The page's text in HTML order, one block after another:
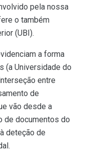
pela nossa
o também
(UBI).
a forma
(a Universidade do
entre
de
vão desde a
de documentos do
deteção de